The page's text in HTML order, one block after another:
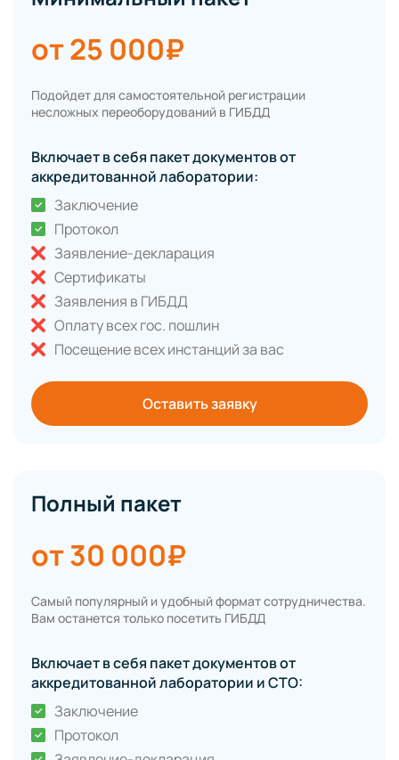
от 25 000₽
Подойдет для самостоятельной регистрации
несложных переоборудований в ГИБДД
Включает в себя пакет документов от
аккредитованной лаборатории:
Заключение
Протокол
Заявление-декларация
Сертификаты
Заявления в ГИБДД
Оплату всех гос. пошлин
Посещение всех инстанций за вас
Оставить заявку
Полный пакет
от 30 000₽
Самый популярный и удобный формат сотрудничества.
Вам останется только посетить ГИБДД
Включает в себя пакет документов от
аккредитованной лаборатории и СТО:
Заключение
Протокол